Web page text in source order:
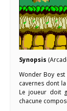
Synopsis
Wonder Boy
cavernes dont
Le joueur doit
chacune